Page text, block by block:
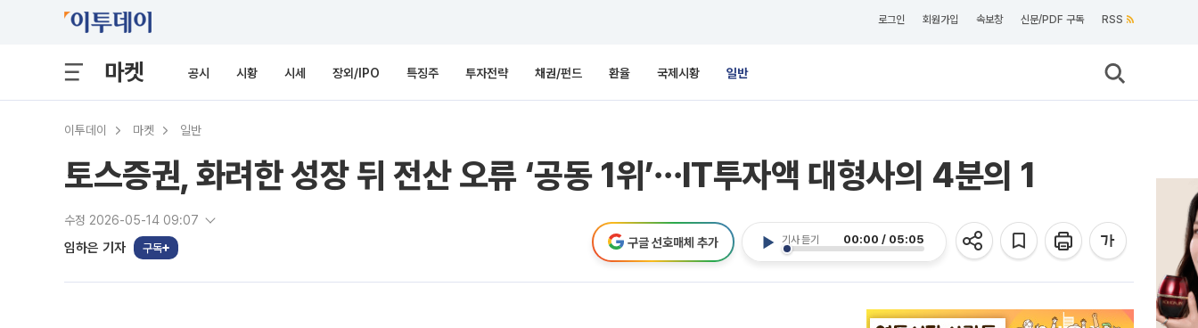
로그인 회원가입 속보창 신문/PDF 구독 RSS
마켓 공시 시황 시세 장외/IPO 특징주 투자전략 채권/펀드 환율 국제시황 일반
이투데이 마켓 일반
토스증권, 화려한 성장 뒤 전산 오류 ‘공동 1위’⋯IT투자액 대형사의 4분의 1
수정 2026-05-14 09:07
임하은 기자 구독
기사 듣기 00:00 / 05:05
구글 선호매체 추가